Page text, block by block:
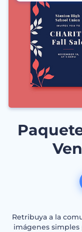
Retribuya a la
imágenes simples